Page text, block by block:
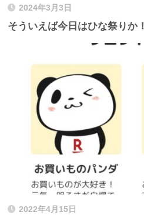
2024年3月3日
そういえば今日はひな祭りか！
2022年4月15日